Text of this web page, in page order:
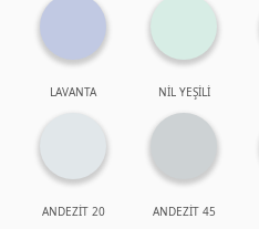
LAVANTA NİL YEŞİLİ
ANDEZİT 20 ANDEZİT 45